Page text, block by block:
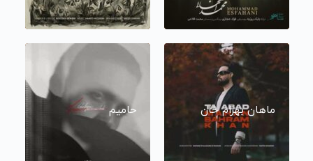
ماهان بهرام خان حامیم